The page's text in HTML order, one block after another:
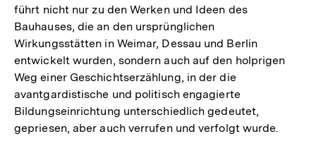
führt nicht nur zu den Werken und Ideen des
Bauhauses, die an den ursprünglichen
Wirkungsstätten in Weimar, Dessau und Berlin
entwickelt wurden, sondern auch auf den holprigen
Weg einer Geschichtserzählung, in der die
avantgardistische und politisch engagierte
Bildungseinrichtung unterschiedlich gedeutet,
gepriesen, aber auch verrufen und verfolgt wurde.